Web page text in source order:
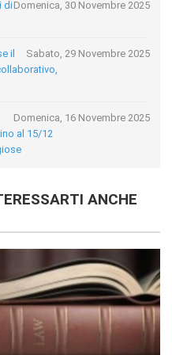
Domenica, 30 Novembre 2025
di
Sabato, 29 Novembre 2025
il
Domenica, 16 Novembre 2025
al 15/12
ANCHE